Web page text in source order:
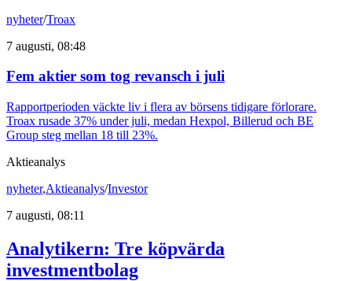
nyheter/Troax
7 augusti, 08:48
Fem aktier som tog revansch i juli
Rapportperioden väckte liv i flera av börsens tidigare förlorare.
Troax rusade 37% under juli, medan Hexpol, Billerud och BE
Group steg mellan 18 till 23%.
Aktieanalys
nyheter,Aktieanalys/Investor
7 augusti, 08:11
Analytikern: Tre köpvärda
investmentbolag